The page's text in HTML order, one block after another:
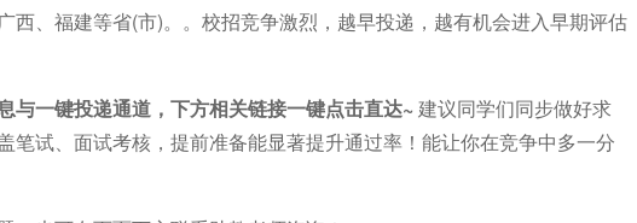
西、福建等省(市)。。校招竞争激烈，越早投递，越有机会进入早期评估
与一键投递通道，下方相关链接一键点击直达~ 建议同学们同步做好求
试、面试考核，提前准备能显著提升通过率！能让你在竞争中多一分